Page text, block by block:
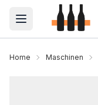
Open main menu
Home Maschinen